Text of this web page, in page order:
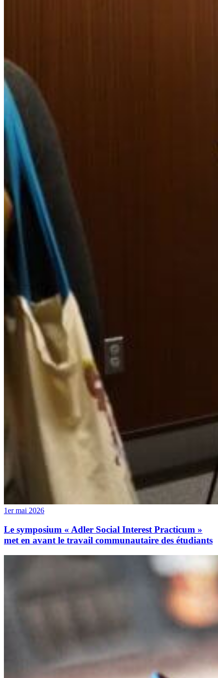
1er mai 2026
Le symposium « Adler Social Interest Practicum »
met en avant le travail communautaire des étudiants